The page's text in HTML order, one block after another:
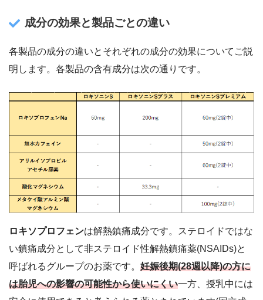
成分の効果と製品ごとの違い
各製品の成分の違いとそれぞれの成分の効果についてご説
明します。各製品の含有成分は次の通りです。
ロキソプロフェンは解熱鎮痛成分です。ステロイドではな
い鎮痛成分として非ステロイド性解熱鎮痛薬(NSAIDs)と
呼ばれるグループのお薬です。 妊娠後期(28週以降)の方に
は胎児への影響の可能性から使いにくい一方、授乳中には